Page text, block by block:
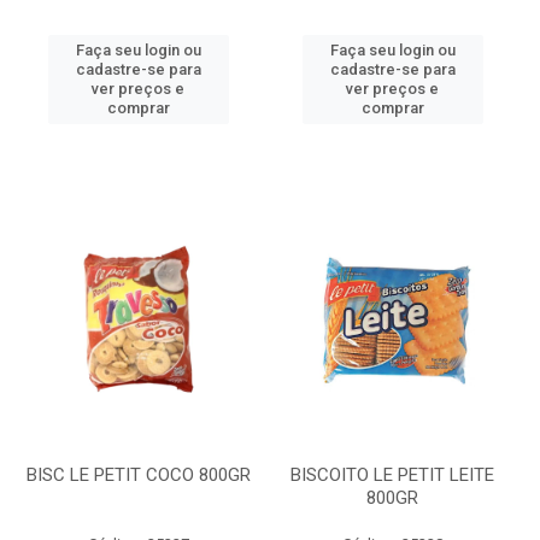
Faça seu login ou
cadastre-se para
ver preços e
comprar
Faça seu login ou
cadastre-se para
ver preços e
comprar
BISC LE PETIT COCO 800GR
BISCOITO LE PETIT LEITE
800GR